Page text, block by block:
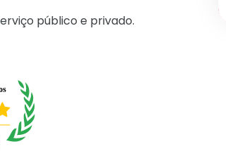
público e privado.